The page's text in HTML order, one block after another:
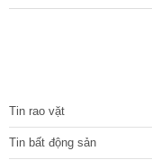
Tin rao vặt
Tin bất động sản